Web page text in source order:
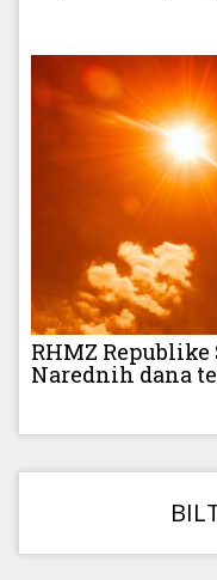
RHMZ Republike
Narednih dana